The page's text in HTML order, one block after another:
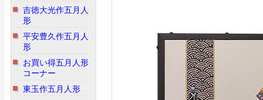
吉徳大光作五月人
形
平安豊久作五月人
形
お買い得五月人形
コーナー
東玉作五月人形